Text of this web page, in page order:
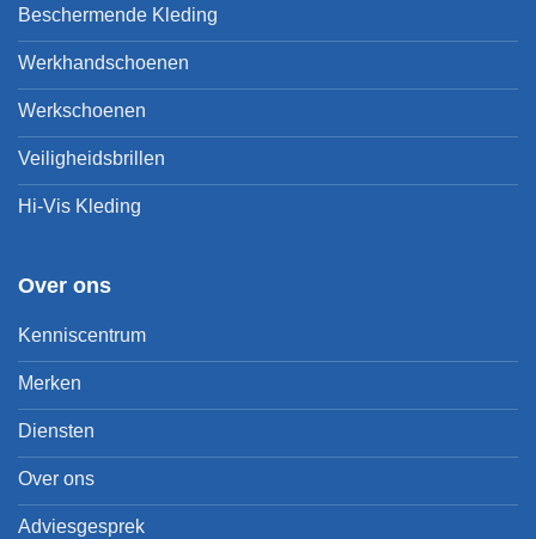
Beschermende Kleding
Werkhandschoenen
Werkschoenen
Veiligheidsbrillen
Hi-Vis Kleding
Over ons
Kenniscentrum
Merken
Diensten
Over ons
Adviesgesprek